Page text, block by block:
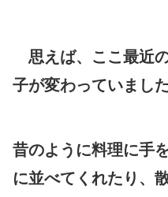
思えば、ここ最近
子が変わっていました
昔のように料理に手
に並べてくれたり、